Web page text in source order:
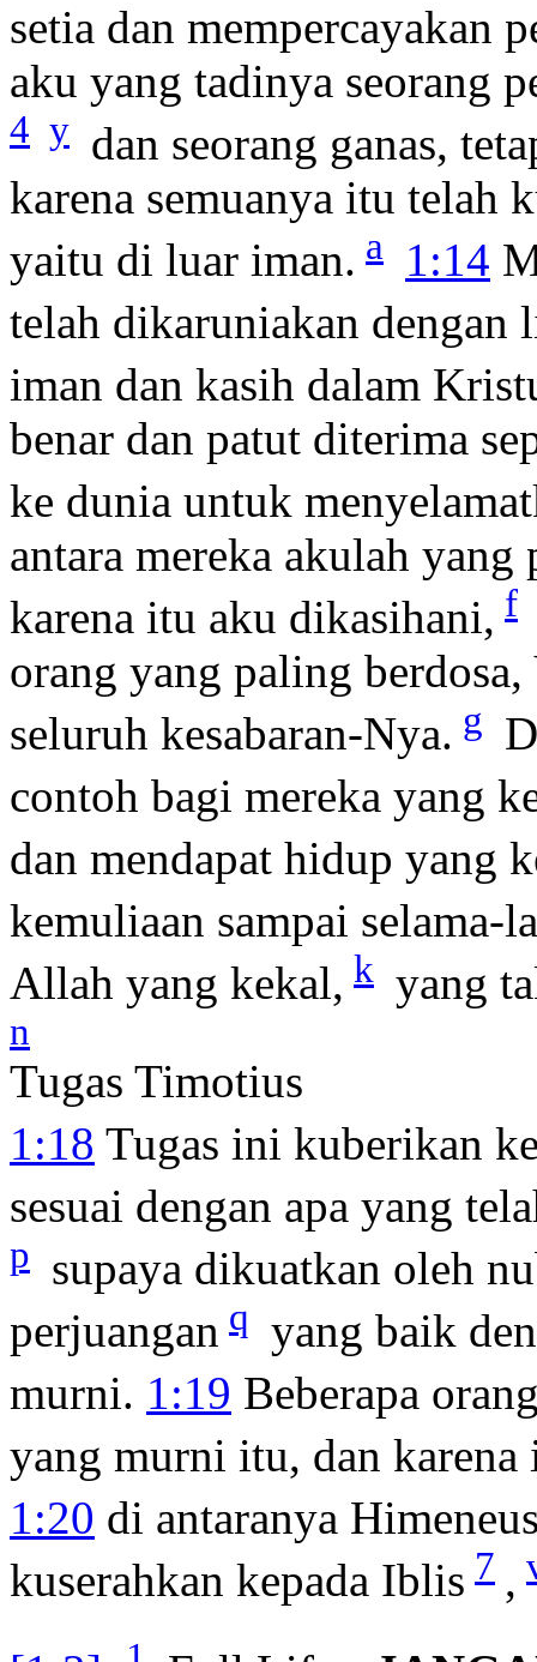
setia dan mempercayakan
aku yang tadinya seorang
4 y dan seorang ganas,
karena semuanya itu telah
yaitu di luar iman. a 1:14
telah dikaruniakan dengan
iman dan kasih dalam
benar dan patut diterima
ke dunia untuk
antara mereka akulah
karena itu aku dikasihani, f
orang yang paling
seluruh kesabaran-Nya. g
contoh bagi mereka yang
dan mendapat hidup yang
kemuliaan sampai selama-
Allah yang kekal, k yang
n
Tugas Timotius
1:18 Tugas ini kuberikan
sesuai dengan apa yang
p supaya dikuatkan oleh
perjuangan q yang baik
murni. 1:19 Beberapa
yang murni itu, dan karena
1:20 di antaranya
kuserahkan kepada Iblis 7 ,